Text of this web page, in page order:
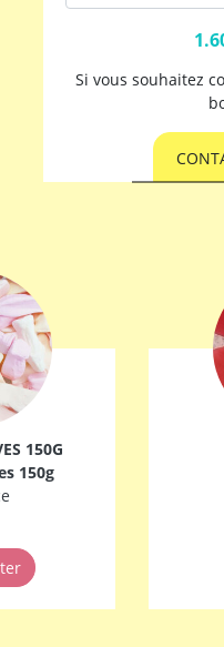
Si vous souhaitez
150G
150g